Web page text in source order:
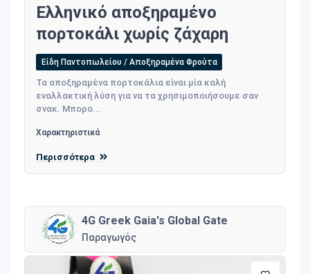
Ελληνικό αποξηραμένο
πορτοκάλι χωρίς ζάχαρη
Είδη Παντοπωλείου / Αποξηραμένα Φρούτα
Τα αποξηραμένα πορτοκάλια είναι μία καλή
εναλλακτική λύση για να τα χρησιμοποιήσουμε σαν
σνακ. Μπορο...
Χαρακτηριστικά
Περισσότερα
4G Greek Gaia's Global Gate
Παραγωγός